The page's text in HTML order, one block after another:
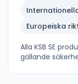
Europeiska
Alla KSB SE
gällande